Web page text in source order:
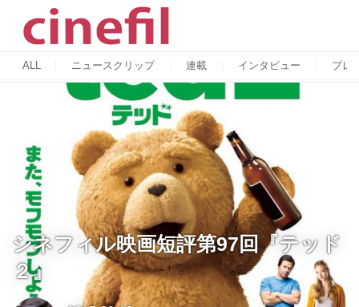
ALL ニュースクリップ 連載 インタビュー プレ
シネフィル映画短評第97回『テッド
２』